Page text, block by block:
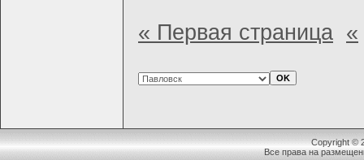
« Первая страница «
Copyright ©
Все права на